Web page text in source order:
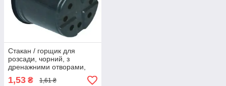
Стакан / горщик для
розсади, чорний, з
дренажними отворами,
D100х85, 450мл
1,53 ₴ 1,61 ₴